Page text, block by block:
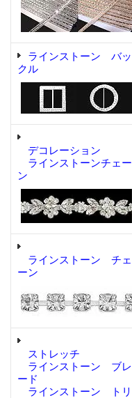
ラインストーン バッ
クル
デコレーション
ラインストーンチェー
ン
ラインストーン チェ
ーン
ストレッチ
ラインストーン ブレ
ード
ラインストーン トリ